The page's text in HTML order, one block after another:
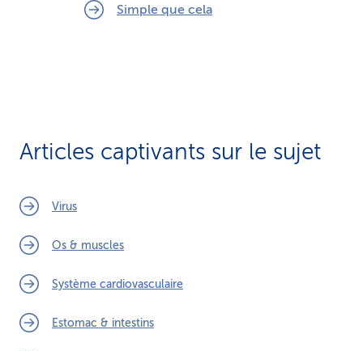
Simple que cela
Articles captivants sur le sujet
Virus
Os & muscles
Système cardiovasculaire
Estomac & intestins